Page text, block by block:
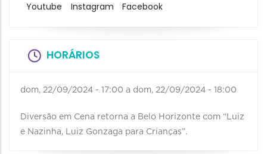
Youtube Instagram Facebook
HORÁRIOS
dom, 22/09/2024 - 17:00 a dom, 22/09/2024 - 18:00
Diversão em Cena retorna a Belo Horizonte com “Luiz
e Nazinha, Luiz Gonzaga para Crianças”.